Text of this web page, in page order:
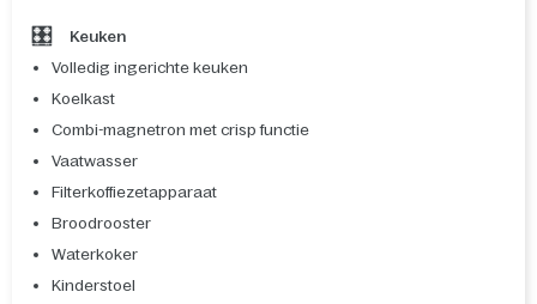
Keuken
Volledig ingerichte keuken
Koelkast
Combi-magnetron met crisp functie
Vaatwasser
Filterkoffiezetapparaat
Broodrooster
Waterkoker
Kinderstoel